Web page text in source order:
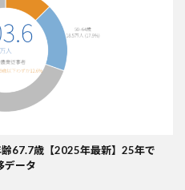
67.7歳【2025年最新】25年で
データ